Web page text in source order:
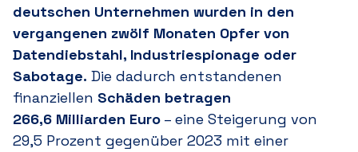
deutschen Unternehmen wurden in den
vergangenen zwölf Monaten Opfer von
Datendiebstahl, Industriespionage oder
Sabotage. Die dadurch entstandenen
finanziellen Schäden betragen
266,6 Milliarden Euro – eine Steigerung von
29,5 Prozent gegenüber 2023 mit einer